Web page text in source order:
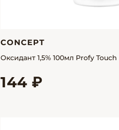
CONCEPT
Оксидант 1,5% 100мл Profy Touch
144 ₽